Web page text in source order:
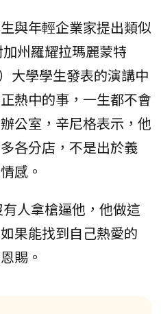
與年輕企業家提出類似
州羅耀拉瑪麗蒙特
大學學生發表的演講中
熱中的事，一生都不會
公室，辛尼格表示，他
各分店，不是出於義
感。
人拿槍逼他，他做這
果能找到自己熱愛的
賜。